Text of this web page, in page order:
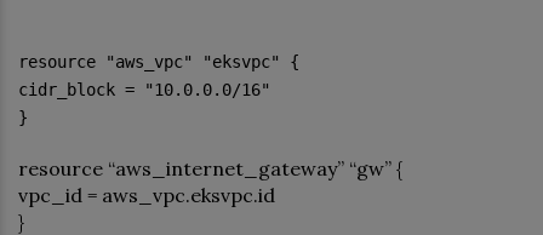
resource "aws_vpc" "eksvpc" {
cidr_block = "10.0.0.0/16"
}
resource “aws_internet_gateway” “gw” {
vpc_id = aws_vpc.eksvpc.id
}